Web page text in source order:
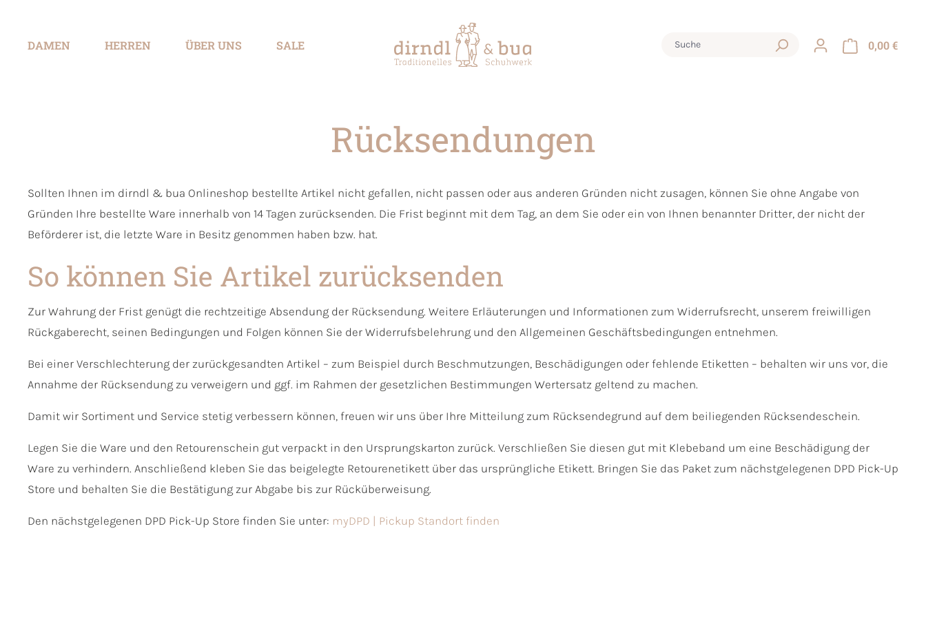
DAMEN HERREN ÜBER UNS SALE 0,00 €
Rücksendungen
Sollten Ihnen im dirndl & bua Onlineshop bestellte Artikel nicht gefallen, nicht passen oder aus anderen Gründen nicht zusagen, können Sie ohne Angabe von
Gründen Ihre bestellte Ware innerhalb von 14 Tagen zurücksenden. Die Frist beginnt mit dem Tag, an dem Sie oder ein von Ihnen benannter Dritter, der nicht der
Beförderer ist, die letzte Ware in Besitz genommen haben bzw. hat.
So können Sie Artikel zurücksenden
Zur Wahrung der Frist genügt die rechtzeitige Absendung der Rücksendung. Weitere Erläuterungen und Informationen zum Widerrufsrecht, unserem freiwilligen
Rückgaberecht, seinen Bedingungen und Folgen können Sie der Widerrufsbelehrung und den Allgemeinen Geschäftsbedingungen entnehmen.
Bei einer Verschlechterung der zurückgesandten Artikel – zum Beispiel durch Beschmutzungen, Beschädigungen oder fehlende Etiketten – behalten wir uns vor, die
Annahme der Rücksendung zu verweigern und ggf. im Rahmen der gesetzlichen Bestimmungen Wertersatz geltend zu machen.
Damit wir Sortiment und Service stetig verbessern können, freuen wir uns über Ihre Mitteilung zum Rücksendegrund auf dem beiliegenden Rücksendeschein.
Legen Sie die Ware und den Retourenschein gut verpackt in den Ursprungskarton zurück. Verschließen Sie diesen gut mit Klebeband um eine Beschädigung der
Ware zu verhindern. Anschließend kleben Sie das beigelegte Retourenetikett über das ursprüngliche Etikett. Bringen Sie das Paket zum nächstgelegenen DPD Pick-Up
Store und behalten Sie die Bestätigung zur Abgabe bis zur Rücküberweisung.
Den nächstgelegenen DPD Pick-Up Store finden Sie unter: myDPD | Pickup Standort finden